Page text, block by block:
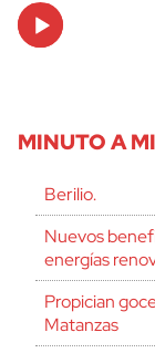
Audio
Player
MINUTO A
Berilio.
Nuevos
energías
Propician
Matanzas